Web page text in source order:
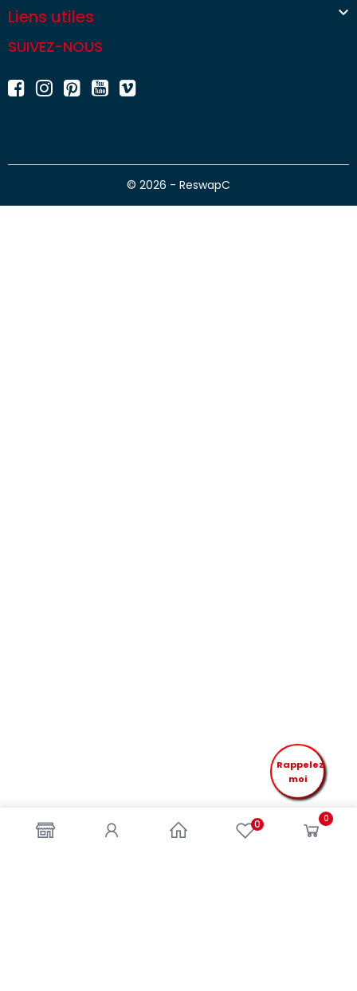
0 0
Liens utiles 
SUIVEZ-NOUS
© 2026 - ReswapC
Rappelez
moi